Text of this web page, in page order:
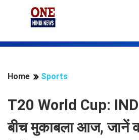
Home Sports
T20 World Cup:
बीच मुकाबला आज, जानें